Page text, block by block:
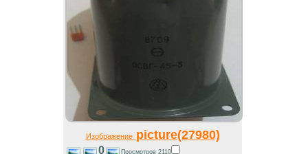
Изображениеpicture(27980)
0 Просмотров 2110